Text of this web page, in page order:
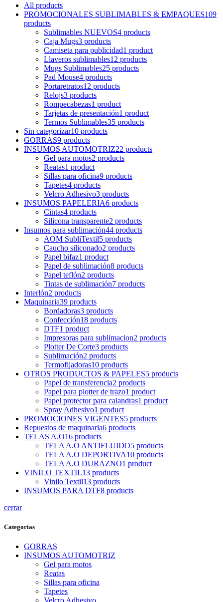
All products
PROMOCIONALES SUBLIMABLES & EMPAQUES109
products
Sublimables NUEVOS4 products
Caja Mugs3 products
Camiseta para publicidad1 product
Llaveros sublimables12 products
Mugs Sublimables25 products
Pad Mouse4 products
Portaretratos12 products
Relojs3 products
Rompecabezas1 product
Tarjetas de presentación1 product
Termos Sublimables35 products
Sin categorizar10 products
GORRAS9 products
INSUMOS AUTOMOTRIZ22 products
Gel para motos2 products
Reatas1 product
Sillas para oficina9 products
Tapetes4 products
Velcro Adhesivo3 products
INSUMOS PAPELERIA6 products
Cintas4 products
Silicona transparente2 products
Insumos para sublimación44 products
AOM SubliTextil5 products
Caucho siliconado2 products
Papel bifaz1 product
Papel de sublimación8 products
Papel teflón2 products
Tintas de sublimación7 products
Interlón2 products
Maquinaria39 products
Bordadoras3 products
Confección18 products
DTF1 product
Impresoras para sublimacion2 products
Plotter De Corte3 products
Sublimación2 products
Termofijadoras10 products
OTROS PRODUCTOS & PAPELES5 products
Papel de transferencia2 products
Papel para plotter de trazo1 product
Papel protector para calandras1 product
Spray Adhesivo1 product
PROMOCIONES VIGENTES5 products
Repuestos de maquinaria6 products
TELAS A.O16 products
TELA A.O ANTIFLUIDO5 products
TELA A.O DEPORTIVA10 products
TELA A.O DURAZNO1 product
VINILO TEXTIL13 products
Vinilo Textil13 products
INSUMOS PARA DTF8 products
cerrar
Categorías
GORRAS
INSUMOS AUTOMOTRIZ
Gel para motos
Reatas
Sillas para oficina
Tapetes